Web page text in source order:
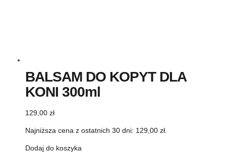
BALSAM DO KOPYT DLA
KONI 300ml
129,00 zł
Najniższa cena z ostatnich 30 dni: 129,00 zł.
Dodaj do koszyka